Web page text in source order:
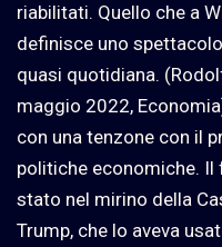
riabilitati. Quello che a
definisce uno
quasi quotidiana.
maggio 2022,
con una tenzone con il
politiche economiche.
stato nel mirino della
Trump, che lo aveva